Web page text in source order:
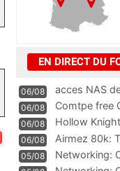
EN DIRECT DU
06/08 acces NAS
06/08 Comtpe free
06/08 Hollow
06/08
Airmez 80k:
Technologie
05/08 Networking: